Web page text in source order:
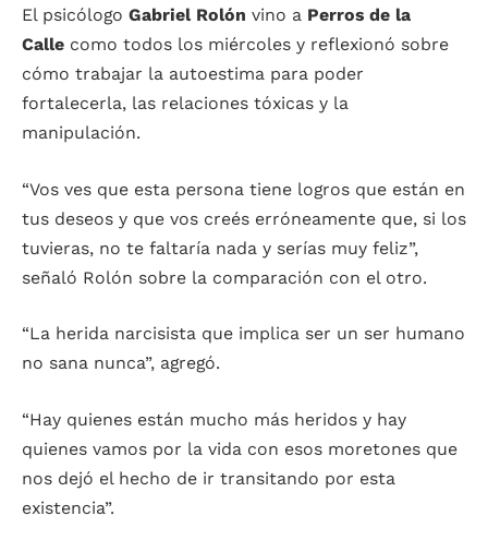
El psicólogo Gabriel Rolón vino a Perros de la
Calle como todos los miércoles y reflexionó sobre
cómo trabajar la autoestima para poder
fortalecerla, las relaciones tóxicas y la
manipulación.
“Vos ves que esta persona tiene logros que están en
tus deseos y que vos creés erróneamente que, si los
tuvieras, no te faltaría nada y serías muy feliz”,
señaló Rolón sobre la comparación con el otro.
“La herida narcisista que implica ser un ser humano
no sana nunca”, agregó.
“Hay quienes están mucho más heridos y hay
quienes vamos por la vida con esos moretones que
nos dejó el hecho de ir transitando por esta
existencia”.